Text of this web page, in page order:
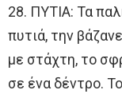
28. ΠΥΤΙΑ: Τα
πυτιά, την
με στάχτη, το
σε ένα δέντρο.